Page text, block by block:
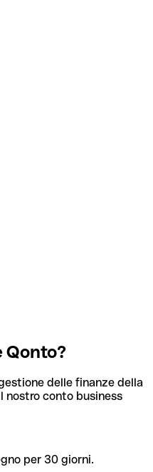
Qonto?
delle finanze della
nostro conto business
per 30 giorni.